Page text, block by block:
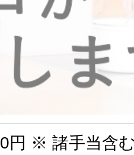
円 ※ 諸手当含